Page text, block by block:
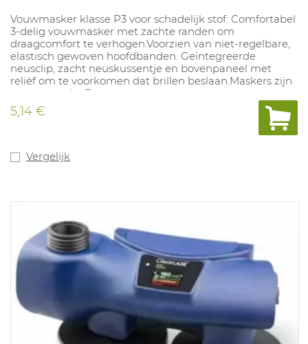
Vouwmasker klasse P3 voor schadelijk stof. Comfortabel
3-delig vouwmasker met zachte randen om
draagcomfort te verhogen.Voorzien van niet-regelbare,
elastisch gewoven hoofdbanden. Geïntegreerde
neusclip, zacht neuskussentje en bovenpaneel met
reliëf om te voorkomen dat brillen beslaan.Maskers zijn
apart verpakt. Bevatten geen componenten van
natuurrubberlatex en PVC. NPF: 50. Geschikt voor
processen met chemische risico's. In overeenstemming
5,14 €
Vergelijk